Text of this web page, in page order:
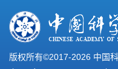
版权所有©2017-2026 中国